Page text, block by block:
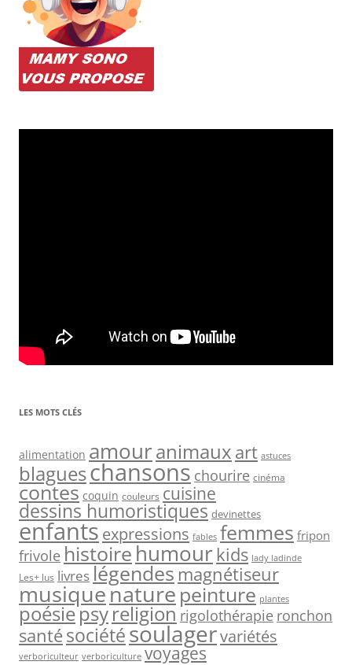
LES MOTS CLÉS
alimentation amouranimaux art astuces
blagueschansons chourire cinéma
contes coquin couleurs cuisine
dessins humoristiques devinettes
enfantsexpressions fables femmes fripon
frivole histoire humour kids lady ladinde
Les+ lus livreslégendes magnétiseur
musiquenature peinture plantes
poésiepsyreligion rigolothérapie ronchon
santésociétésoulagervariétés
verboriculteur verboriculture voyages